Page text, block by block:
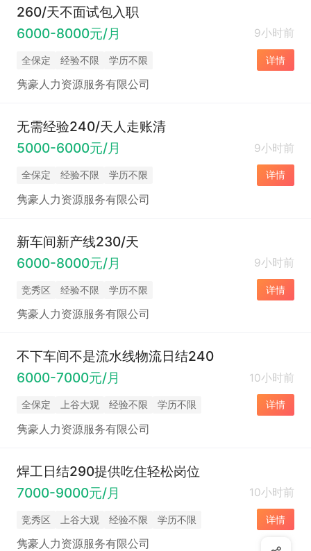
260/天不面试包入职
6000-8000元/月
9小时前
全保定 经验不限 学历不限 详情
隽豪人力资源服务有限公司
无需经验240/天人走账清
5000-6000元/月
9小时前
全保定 经验不限 学历不限 详情
隽豪人力资源服务有限公司
新车间新产线230/天
6000-8000元/月
9小时前
竞秀区 经验不限 学历不限 详情
隽豪人力资源服务有限公司
不下车间不是流水线物流日结240
6000-7000元/月
10小时前
全保定 上谷大观 经验不限 学历不限 详情
隽豪人力资源服务有限公司
焊工日结290提供吃住轻松岗位
7000-9000元/月
10小时前
竞秀区 上谷大观 经验不限 学历不限 详情
隽豪人力资源服务有限公司